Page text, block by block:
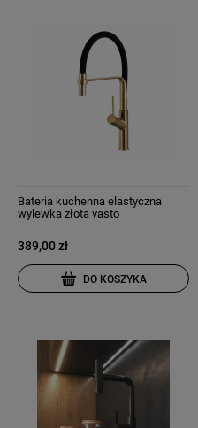
Bateria kuchenna elastyczna
wylewka złota vasto
389,00 zł
DO KOSZYKA